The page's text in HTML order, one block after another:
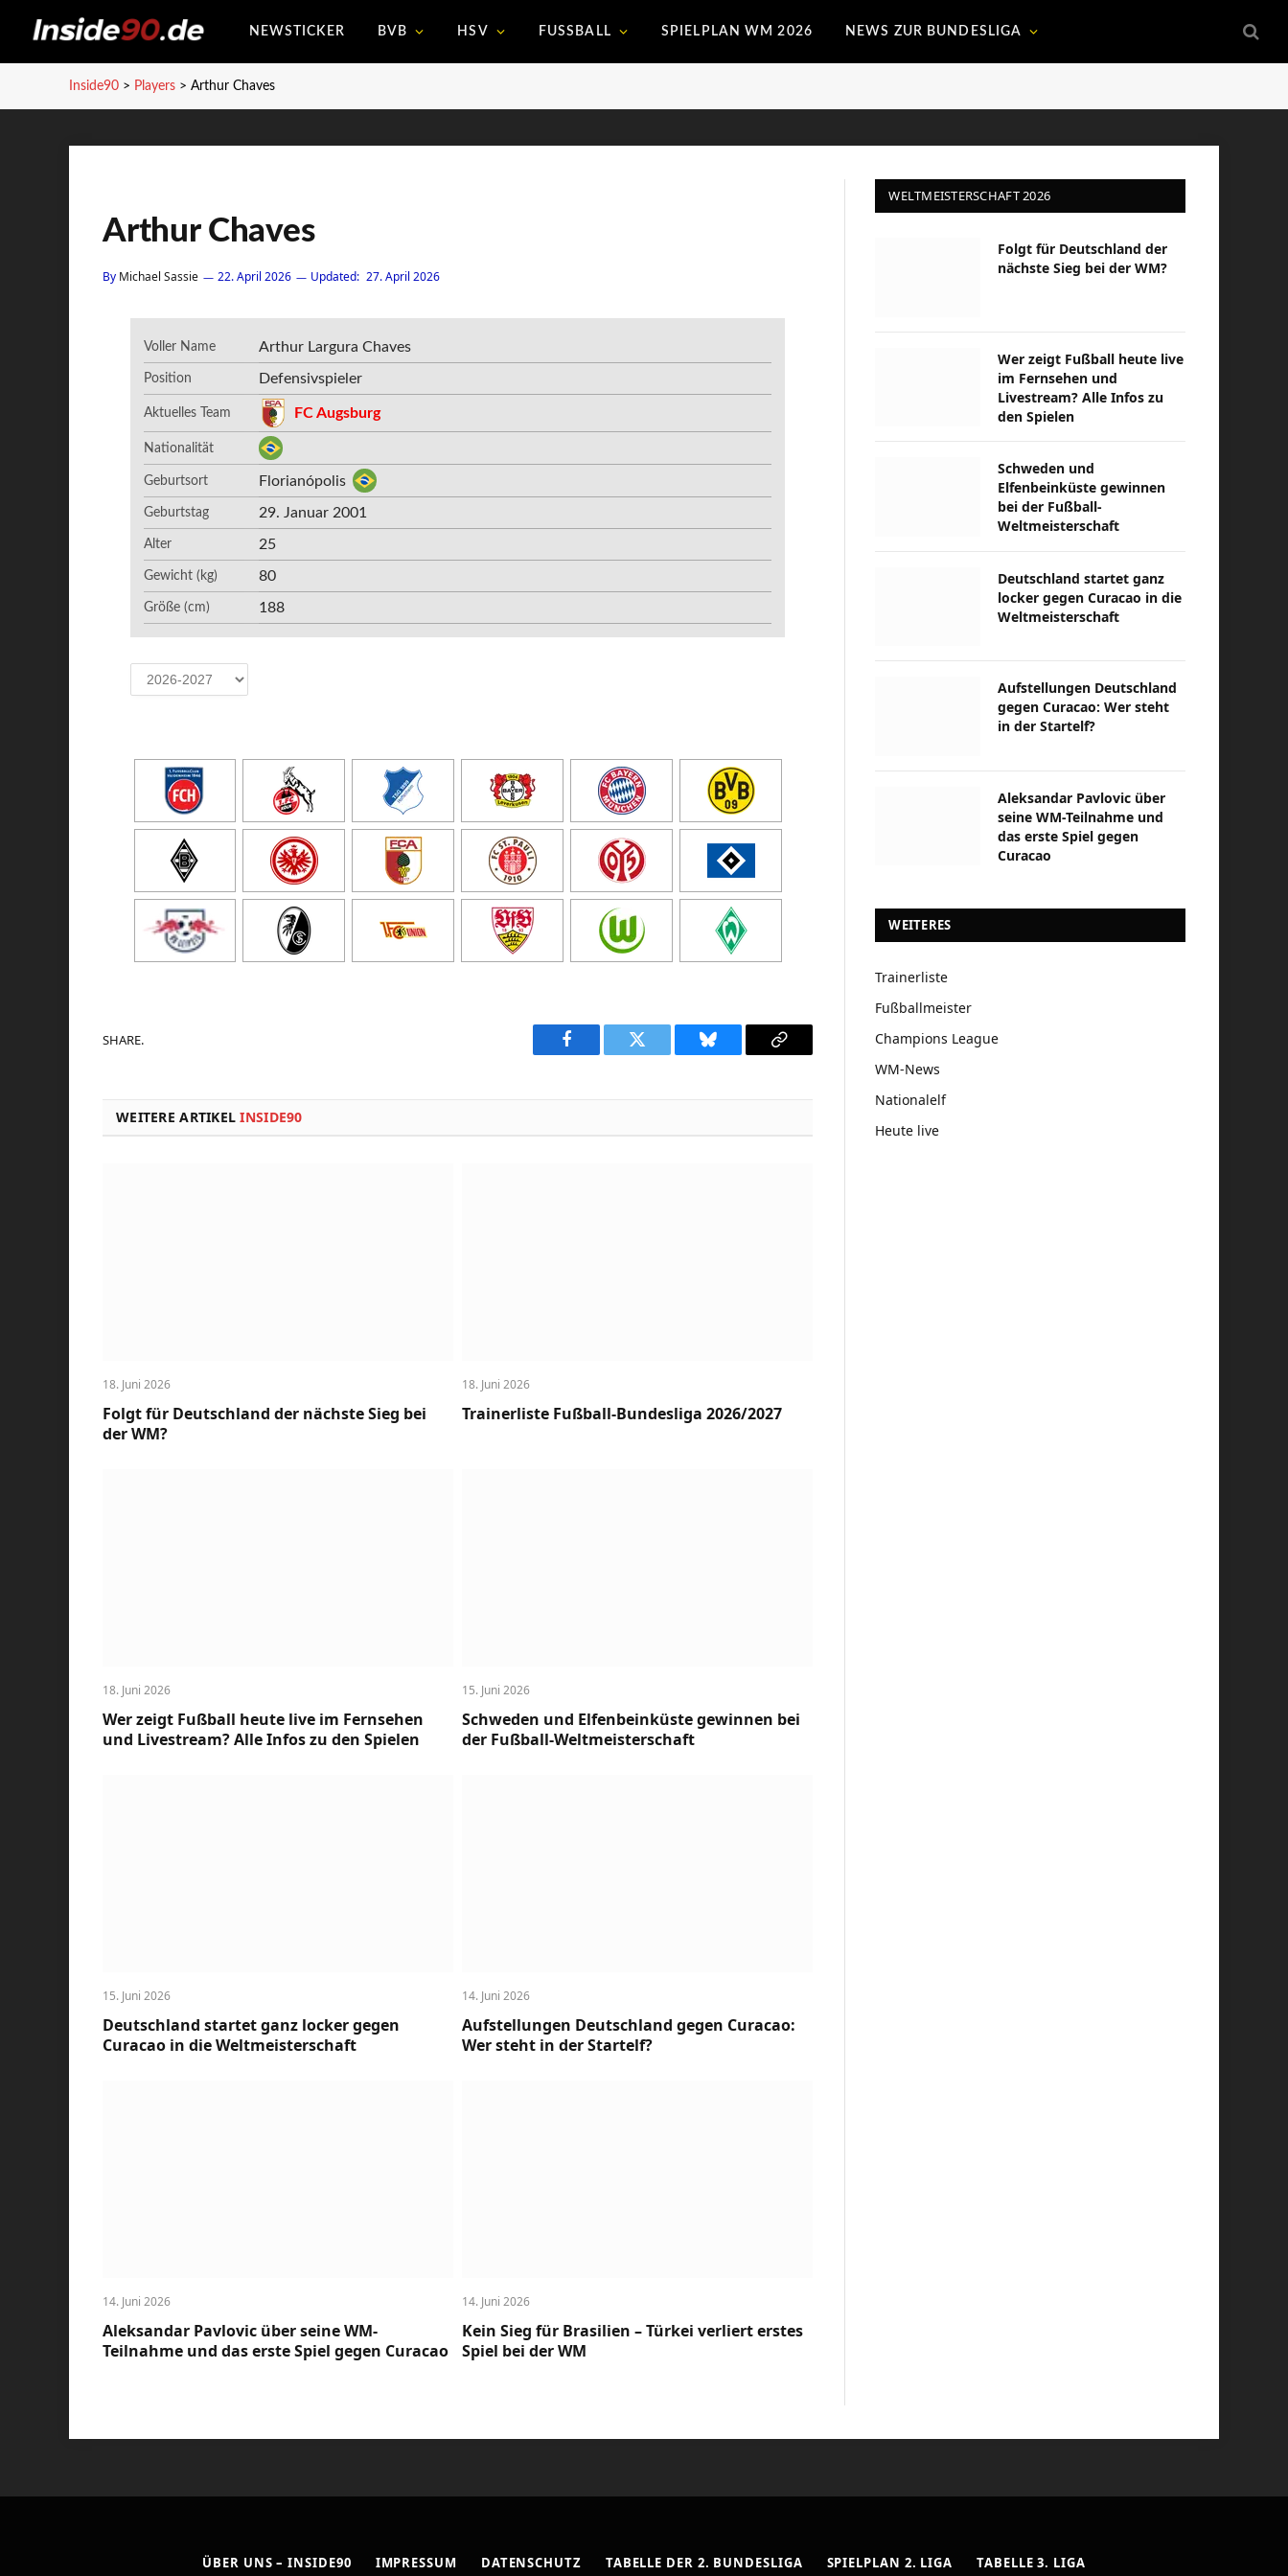
NEWSTICKER BVB HSV FUSSBALL SPIELPLAN WM 2026 NEWS ZUR BUNDESLIGA
Inside90 > Players > Arthur Chaves
Arthur Chaves
By Michael Sassie 22. April 2026 Updated: 27. April 2026
Voller Name Arthur Largura Chaves
Position Defensivspieler
Aktuelles Team FC Augsburg
Nationalität
Geburtsort Florianópolis
Geburtstag 29. Januar 2001
Alter 25
Gewicht (kg) 80
Größe (cm) 188
SHARE.
Facebook Twitter Bluesky
Copy
WEITERE ARTIKELINSIDE90
18. Juni 2026
Folgt für Deutschland der nächste Sieg bei
der WM?
18. Juni 2026
Trainerliste Fußball-Bundesliga 2026/2027
18. Juni 2026
Wer zeigt Fußball heute live im Fernsehen
und Livestream? Alle Infos zu den Spielen
15. Juni 2026
Schweden und Elfenbeinküste gewinnen bei
der Fußball-Weltmeisterschaft
15. Juni 2026
Deutschland startet ganz locker gegen
Curacao in die Weltmeisterschaft
14. Juni 2026
Aufstellungen Deutschland gegen Curacao:
Wer steht in der Startelf?
14. Juni 2026
Aleksandar Pavlovic über seine WM-
Teilnahme und das erste Spiel gegen Curacao
14. Juni 2026
Kein Sieg für Brasilien – Türkei verliert erstes
Spiel bei der WM
WELTMEISTERSCHAFT 2026
Folgt für Deutschland der
nächste Sieg bei der WM?
Wer zeigt Fußball heute live
im Fernsehen und
Livestream? Alle Infos zu
den Spielen
Schweden und
Elfenbeinküste gewinnen
bei der Fußball-
Weltmeisterschaft
Deutschland startet ganz
locker gegen Curacao in die
Weltmeisterschaft
Aufstellungen Deutschland
gegen Curacao: Wer steht
in der Startelf?
Aleksandar Pavlovic über
seine WM-Teilnahme und
das erste Spiel gegen
Curacao
WEITERES
Trainerliste
Fußballmeister
Champions League
WM-News
Nationalelf
Heute live
ÜBER UNS – INSIDE90 IMPRESSUM DATENSCHUTZ TABELLE DER 2. BUNDESLIGA SPIELPLAN 2. LIGA TABELLE 3. LIGA